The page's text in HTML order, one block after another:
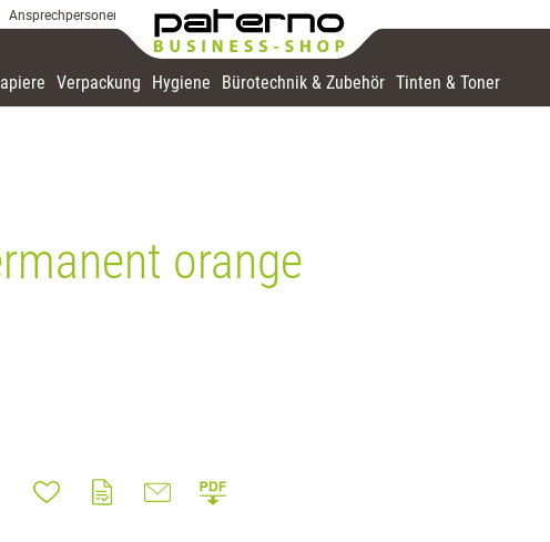
Ansprechpersonen
Verpackung Hygiene Bürotechnik & Zubehör Tinten & Toner
orange